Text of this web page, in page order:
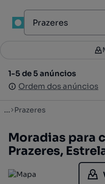
1-5 de 5 anúncios
Ordem dos anúncios
1-5 de 5 anúncios
Ordem dos anúncios
... Prazeres
Moradias para
Prazeres,